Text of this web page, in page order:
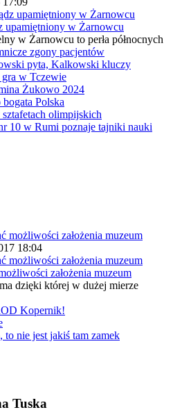
upamiętniony w Żarnowcu
w Żarnowcu to perła północnych
zgony pacjentów
pyta, Kalkowski kluczy
w Tczewie
Żukowo 2024
Polska
olimpijskich
10 w Rumi poznaje tajniki nauki
18:04
założenia muzeum
dzięki której w dużej mierze
Kopernik!
to nie jest jakiś tam zamek
Tuska